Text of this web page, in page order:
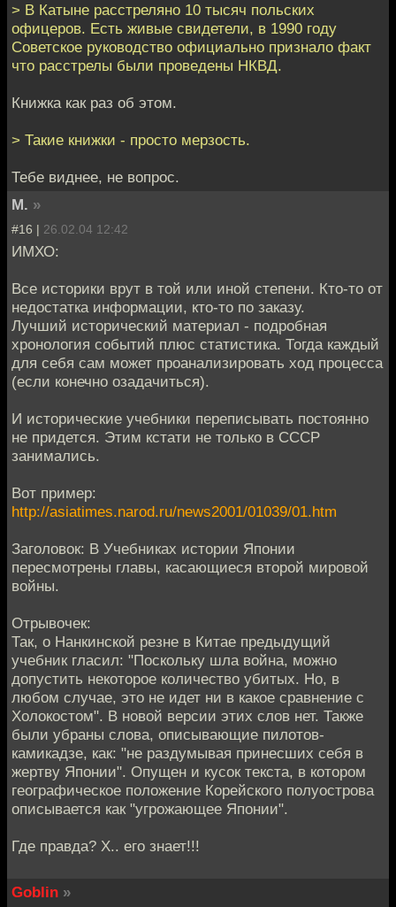
> В Катыне расстреляно 10 тысяч польских
офицеров. Есть живые свидетели, в 1990 году
Советское руководство официально признало факт
что расстрелы были проведены НКВД.
Книжка как раз об этом.
> Такие книжки - просто мерзость.
Тебе виднее, не вопрос.
M. »
#16 | 26.02.04 12:42
ИМХО:
Все историки врут в той или иной степени. Кто-то от
недостатка информации, кто-то по заказу.
Лучший исторический материал - подробная
хронология событий плюс статистика. Тогда каждый
для себя сам может проанализировать ход процесса
(если конечно озадачиться).
И исторические учебники переписывать постоянно
не придется. Этим кстати не только в СССР
занимались.
Вот пример:
http://asiatimes.narod.ru/news2001/01039/01.htm
Заголовок: В Учебниках истории Японии
пересмотрены главы, касающиеся второй мировой
войны.
Отрывочек:
Так, о Нанкинской резне в Китае предыдущий
учебник гласил: "Поскольку шла война, можно
допустить некоторое количество убитых. Но, в
любом случае, это не идет ни в какое сравнение с
Холокостом". В новой версии этих слов нет. Также
были убраны слова, описывающие пилотов-
камикадзе, как: "не раздумывая принесших себя в
жертву Японии". Опущен и кусок текста, в котором
географическое положение Корейского полуострова
описывается как "угрожающее Японии".
Где правда? Х.. его знает!!!
Goblin »